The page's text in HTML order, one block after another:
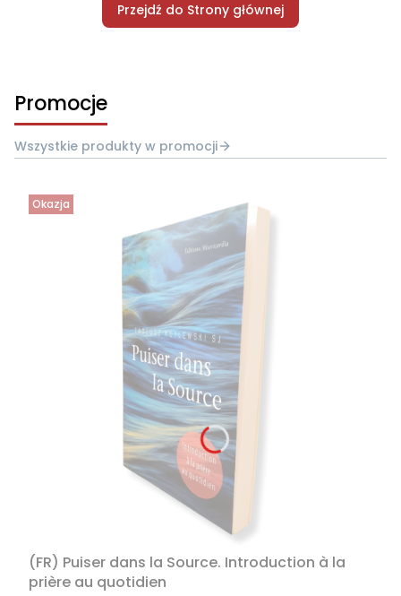
Przejdź do Strony głównej
Promocje
Wszystkie produkty w promocji
Okazja
(FR) Puiser dans la Source. Introduction à la
prière au quotidien